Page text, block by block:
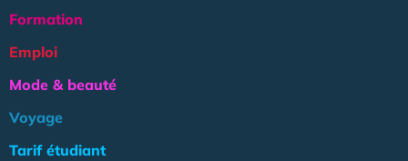
Formation
Emploi
Mode & beauté
Voyage
Tarif étudiant